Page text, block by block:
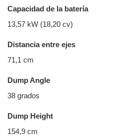
Capacidad de la batería
13,57 kW (18,20 cv)
Distancia entre ejes
71,1 cm
Dump Angle
38 grados
Dump Height
154,9 cm